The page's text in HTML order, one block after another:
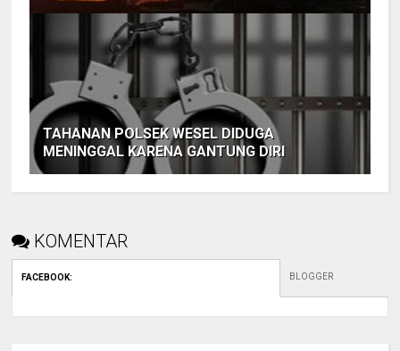
TAHANAN POLSEK WESEL DIDUGA
MENINGGAL KARENA GANTUNG DIRI
KOMENTAR
FACEBOOK: BLOGGER